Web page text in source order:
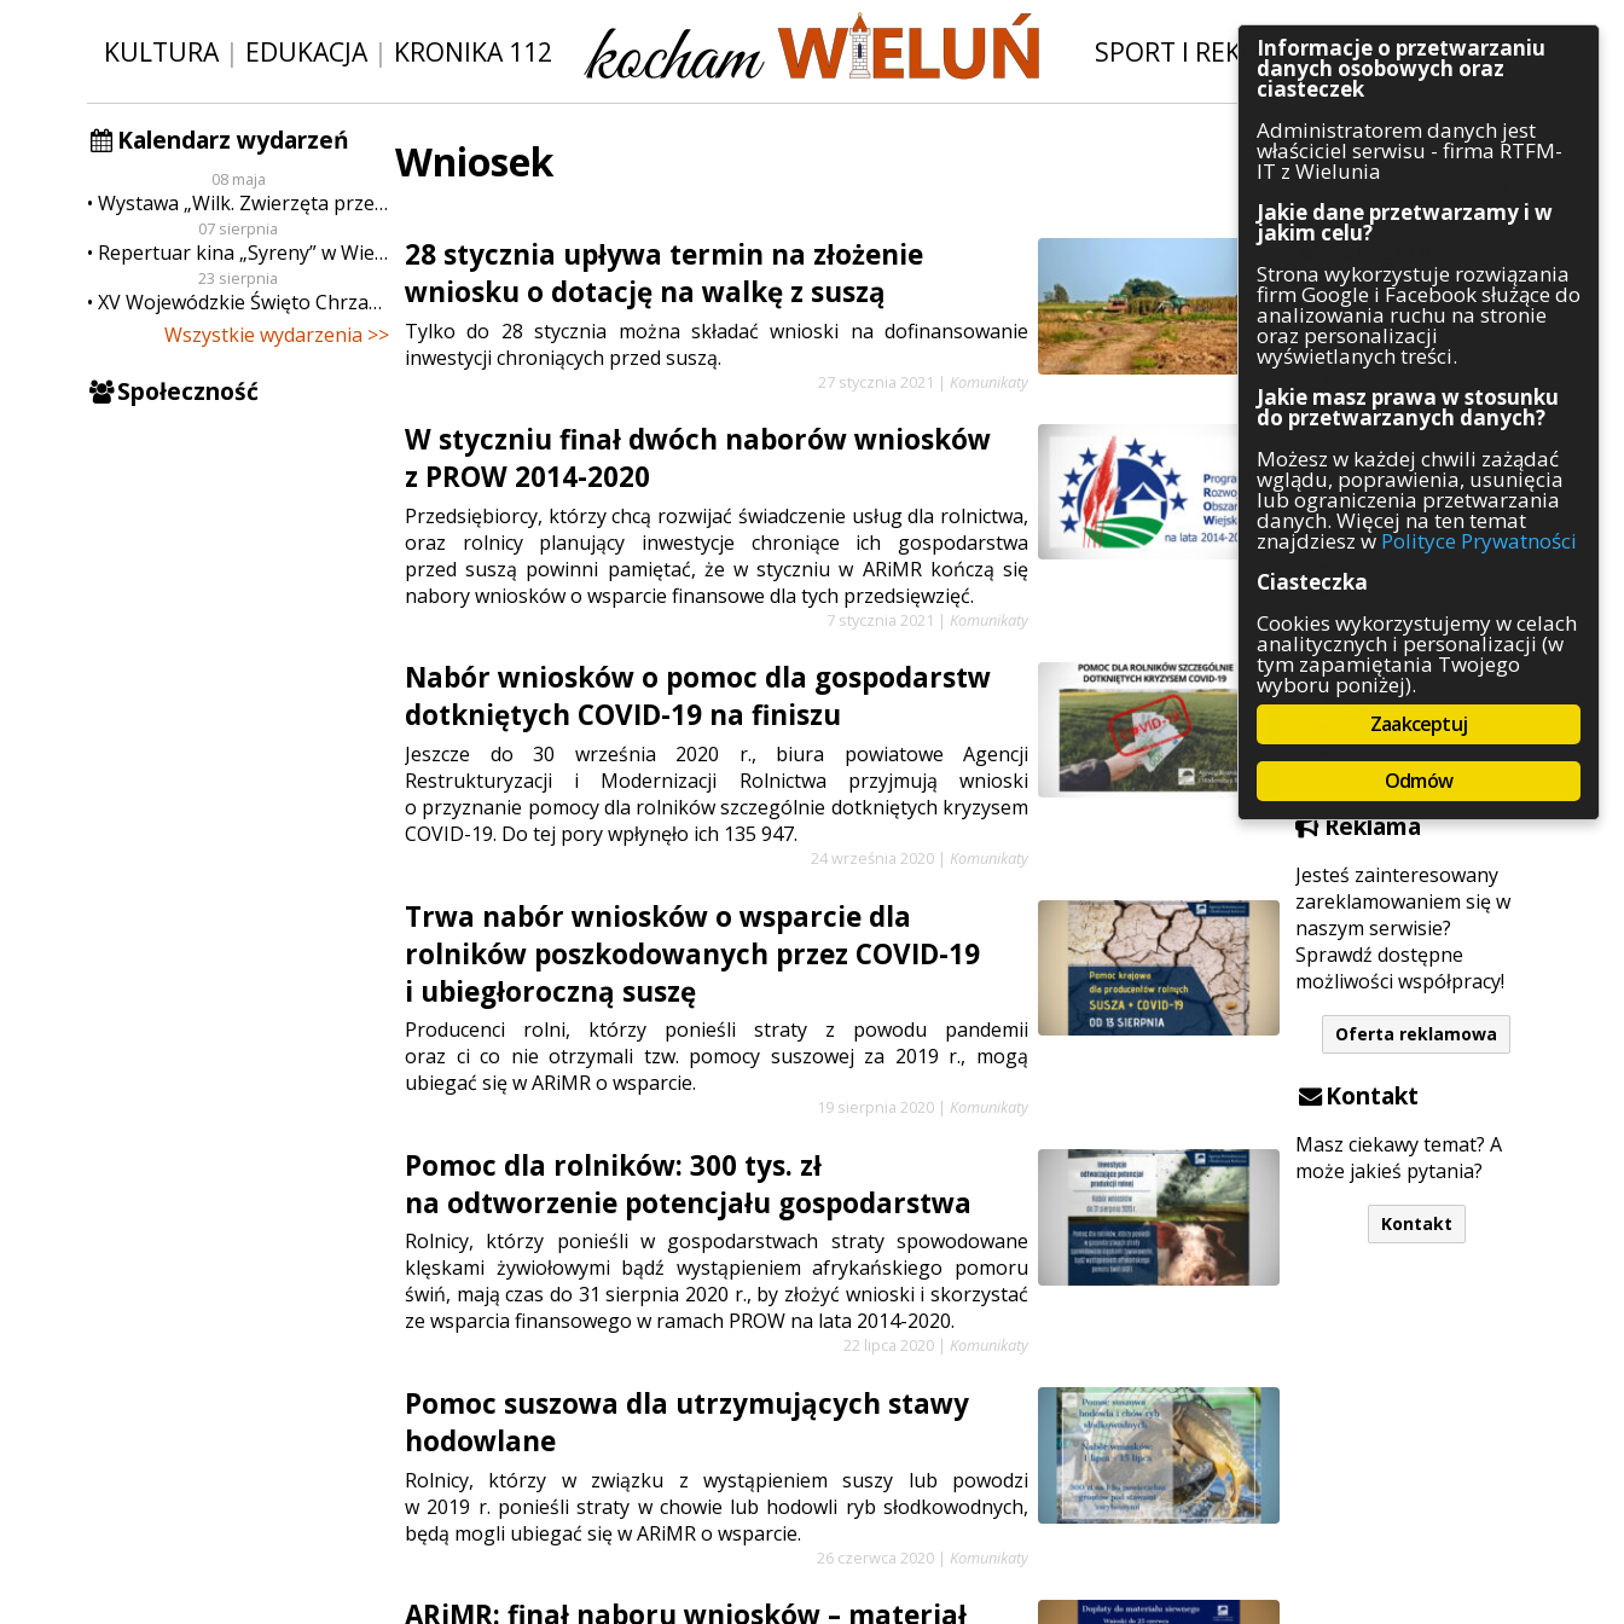
KULTURA| EDUKACJA| KRONIKA 112 SPORT I REKREACJA|INWESTYCJE
Kalendarz wydarzeń
08 maja
Wystawa „Wilk. Zwierzęta przeklęte”
07 sierpnia
Repertuar kina „Syreny” w Wieluniu w dn. od 7 do 13 sierpnia
23 sierpnia
XV Wojewódzkie Święto Chrzanu
Wszystkie wydarzenia >>
Społeczność
Szukaj
Kategorie
Architektura
Gospodarka
Handel
Komunikaty
Kultura
Polityka
Pozostałe
Psychologia
Rolnictwo
Służby
Sport
Środowisko
Szkolnictwo
Wydarzenia
Zapowiedzi
Zdrowie
Reklama
Jesteś zainteresowany
zareklamowaniem się w
naszym serwisie?
Sprawdź dostępne
możliwości współpracy!
Oferta reklamowa
Kontakt
Masz ciekawy temat? A
może jakieś pytania?
Kontakt
Wniosek
28 stycznia upływa termin na złożenie
wniosku o dotację na walkę z suszą
Tylko do 28 stycznia można składać wnioski na dofinansowanie
inwestycji chroniących przed suszą.
27 stycznia 2021 | Komunikaty
W styczniu finał dwóch naborów wniosków
z PROW 2014-2020
Przedsiębiorcy, którzy chcą rozwijać świadczenie usług dla rolnictwa,
oraz rolnicy planujący inwestycje chroniące ich gospodarstwa
przed suszą powinni pamiętać, że w styczniu w ARiMR kończą się
nabory wniosków o wsparcie finansowe dla tych przedsięwzięć.
7 stycznia 2021 | Komunikaty
Nabór wniosków o pomoc dla gospodarstw
dotkniętych COVID-19 na finiszu
Jeszcze do 30 września 2020 r., biura powiatowe Agencji
Restrukturyzacji i Modernizacji Rolnictwa przyjmują wnioski
o przyznanie pomocy dla rolników szczególnie dotkniętych kryzysem
COVID-19. Do tej pory wpłynęło ich 135 947.
24 września 2020 | Komunikaty
Trwa nabór wniosków o wsparcie dla
rolników poszkodowanych przez COVID-19
i ubiegłoroczną suszę
Producenci rolni, którzy ponieśli straty z powodu pandemii
oraz ci co nie otrzymali tzw. pomocy suszowej za 2019 r., mogą
ubiegać się w ARiMR o wsparcie.
19 sierpnia 2020 | Komunikaty
Pomoc dla rolników: 300 tys. zł
na odtworzenie potencjału gospodarstwa
Rolnicy, którzy ponieśli w gospodarstwach straty spowodowane
klęskami żywiołowymi bądź wystąpieniem afrykańskiego pomoru
świń, mają czas do 31 sierpnia 2020 r., by złożyć wnioski i skorzystać
ze wsparcia finansowego w ramach PROW na lata 2014-2020.
22 lipca 2020 | Komunikaty
Pomoc suszowa dla utrzymujących stawy
hodowlane
Rolnicy, którzy w związku z wystąpieniem suszy lub powodzi
w 2019 r. ponieśli straty w chowie lub hodowli ryb słodkowodnych,
będą mogli ubiegać się w ARiMR o wsparcie.
26 czerwca 2020 | Komunikaty
ARiMR: finał naboru wniosków – materiał
Informacje o przetwarzaniu
danych osobowych oraz
ciasteczek
Administratorem danych jest
właściciel serwisu - firma RTFM-
IT z Wielunia
Jakie dane przetwarzamy i w
jakim celu?
Strona wykorzystuje rozwiązania
firm Google i Facebook służące do
analizowania ruchu na stronie
oraz personalizacji
wyświetlanych treści.
Jakie masz prawa w stosunku
do przetwarzanych danych?
Możesz w każdej chwili zażądać
wglądu, poprawienia, usunięcia
lub ograniczenia przetwarzania
danych. Więcej na ten temat
znajdziesz w Polityce Prywatności
Ciasteczka
Cookies wykorzystujemy w celach
analitycznych i personalizacji (w
tym zapamiętania Twojego
wyboru poniżej).
Zaakceptuj
Odmów